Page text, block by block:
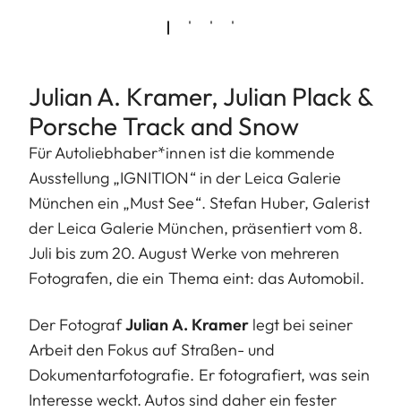
Julian A. Kramer, Julian Plack &
Porsche Track and Snow
Für Autoliebhaber*innen ist die kommende
Ausstellung „IGNITION“ in der Leica Galerie
München ein „Must See“. Stefan Huber, Galerist
der Leica Galerie München, präsentiert vom 8.
Juli bis zum 20. August Werke von mehreren
Fotografen, die ein Thema eint: das Automobil.
Der FotografJulian A. Kramer legt bei seiner
Arbeit den Fokus auf Straßen- und
Dokumentarfotografie. Er fotografiert, was sein
Interesse weckt. Autos sind daher ein fester